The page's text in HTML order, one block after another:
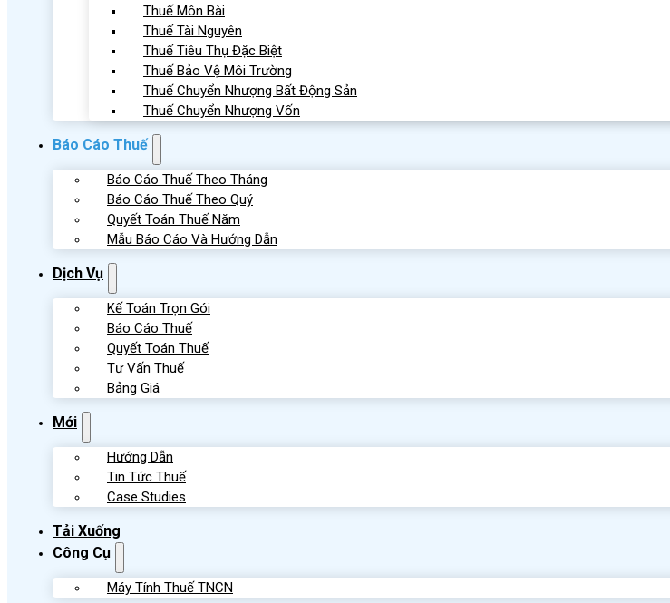
Thuế Môn Bài
Thuế Tài Nguyên
Thuế Tiêu Thụ Đặc Biệt
Thuế Bảo Vệ Môi Trường
Thuế Chuyển Nhượng Bất Động Sản
Thuế Chuyển Nhượng Vốn
Báo Cáo Thuế
Báo Cáo Thuế Theo Tháng
Báo Cáo Thuế Theo Quý
Quyết Toán Thuế Năm
Mẫu Báo Cáo Và Hướng Dẫn
Dịch Vụ
Kế Toán Trọn Gói
Báo Cáo Thuế
Quyết Toán Thuế
Tư Vấn Thuế
Bảng Giá
Mới
Hướng Dẫn
Tin Tức Thuế
Case Studies
Tải Xuống
Công Cụ
Máy Tính Thuế TNCN